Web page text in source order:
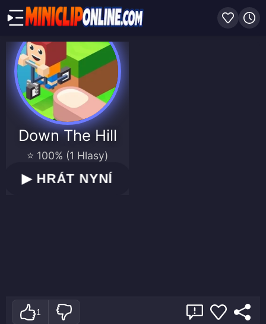
Down The Hill
⭐ 100% (1 Hlasy)
▶HRÁT NYNÍ
1